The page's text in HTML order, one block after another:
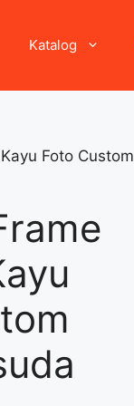
Katalog
Foto Custom